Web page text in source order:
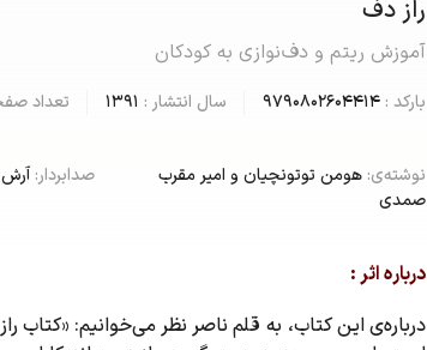
راز دف
آموزش ریتم و دف نوازی به کودکان
بارکد :9790802604414 سال انتشار : 1391 تعداد
نوشته‌ی:هومن توتونچیان و امیر مقرب
صمدی
صدابردار: آرش
درباره اثر :
درباره‌ی این کتاب، به قلم ناصر نظر می‌خوانیم: